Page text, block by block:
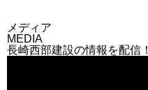
メディア
MEDIA
長崎西部建設の情報を配信！